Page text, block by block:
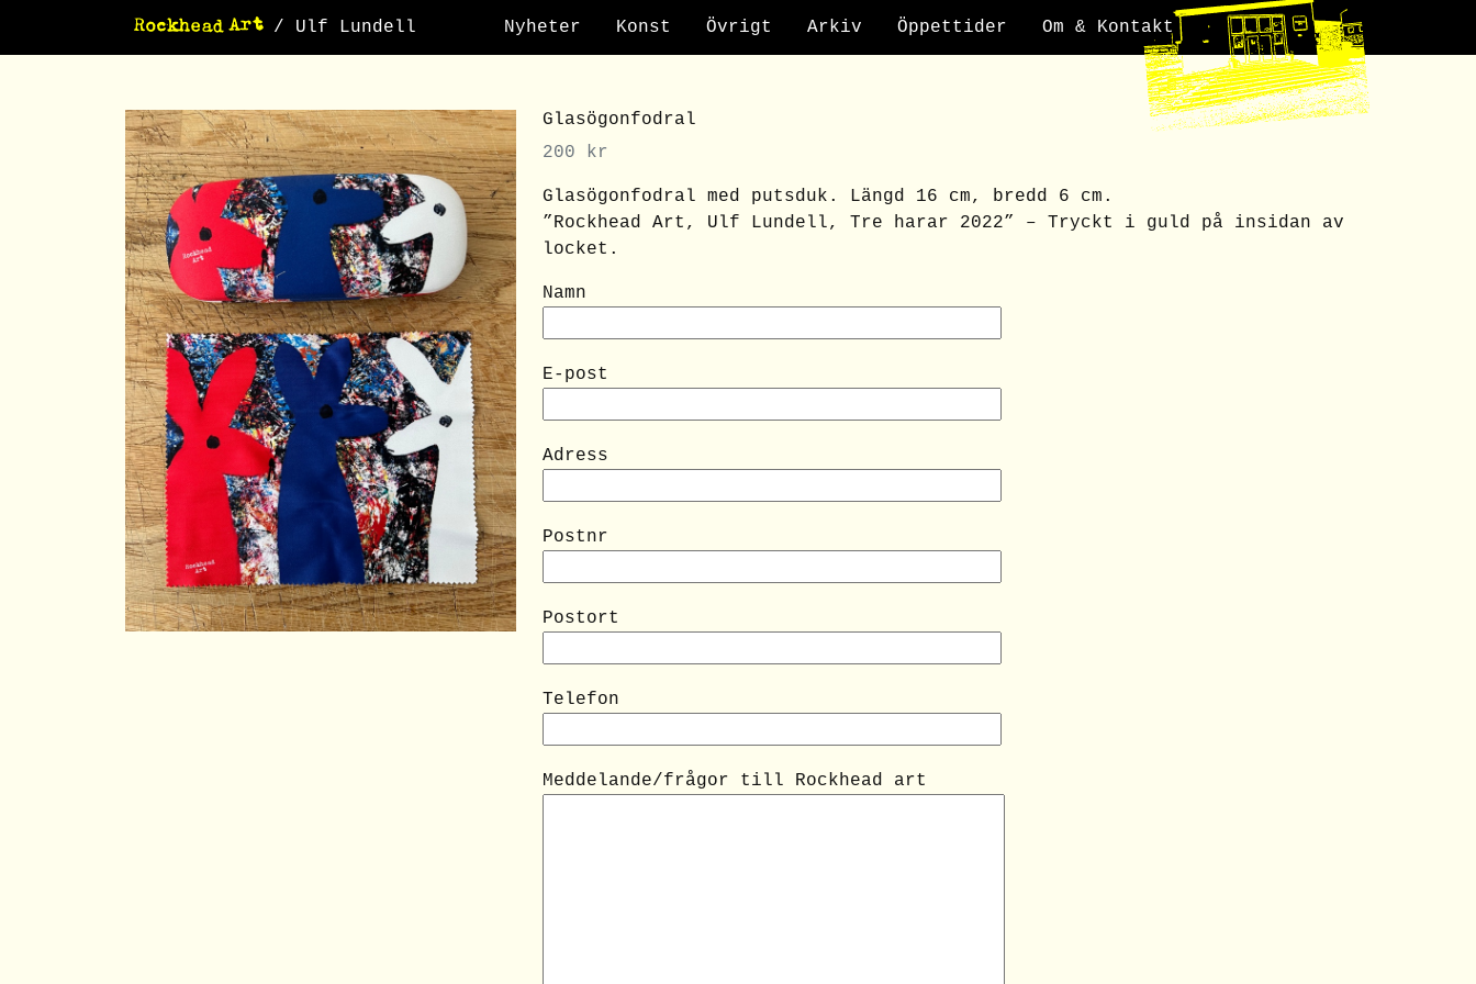
/ Ulf Lundell Nyheter Konst Övrigt Arkiv Öppettider Om & Kontakt
Glasögonfodral
200
kr
Glasögonfodral med putsduk. Längd 16 cm, bredd 6 cm.
”Rockhead Art, Ulf Lundell, Tre harar 2022” – Tryckt i guld på insidan av
locket.
Namn
E-post
Adress
Postnr
Postort
Telefon
Meddelande/frågor till Rockhead art